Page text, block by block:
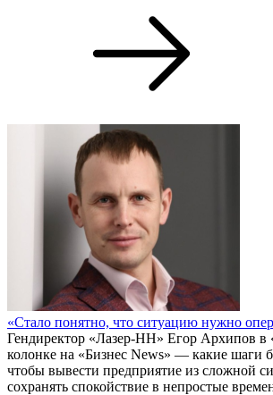
«Стало понятно, что ситуацию нужно
Гендиректор «Лазер-НН» Егор Архипов в
колонке на «Бизнес News» — какие шаги
чтобы вывести предприятие из сложной
сохранять спокойствие в непростые